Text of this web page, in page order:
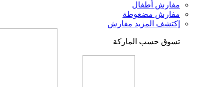
مفارش أطفال
مفارش مضغوطة
إكتشف المزيد مفارش
تسوق حسب الماركة